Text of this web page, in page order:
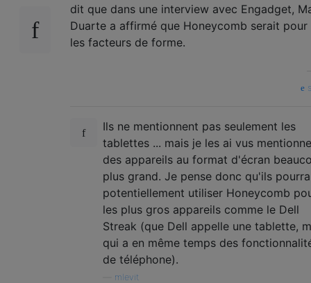
dit que dans une interview avec Engadget,
Duarte a affirmé que Honeycomb serait pour
les facteurs de forme.
Ils ne mentionnent pas seulement les
tablettes ... mais je les ai vus
des appareils au format d'écran
plus grand. Je pense donc qu'ils
potentiellement utiliser Honeycomb
les plus gros appareils comme le Dell
Streak (que Dell appelle une tablette,
qui a en même temps des
de téléphone).
mlevit